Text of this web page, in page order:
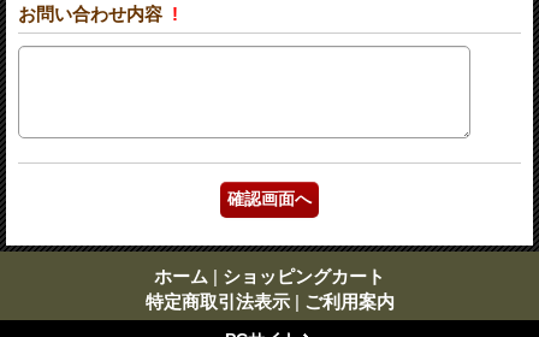
お問い合わせ内容 !
ホーム | ショッピングカート
特定商取引法表示 | ご利用案内